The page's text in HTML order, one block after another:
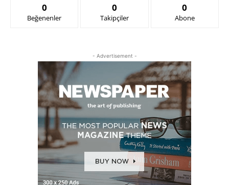
0
Beğenenler
0
Takipçiler
0
Abone
- Advertisement -